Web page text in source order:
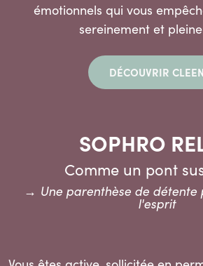
émotionnels qui vous
sereinement et
DÉCOUVRIR CLEEN
SOPHRO
Comme un pont
→ Une parenthèse de détente
l'esprit